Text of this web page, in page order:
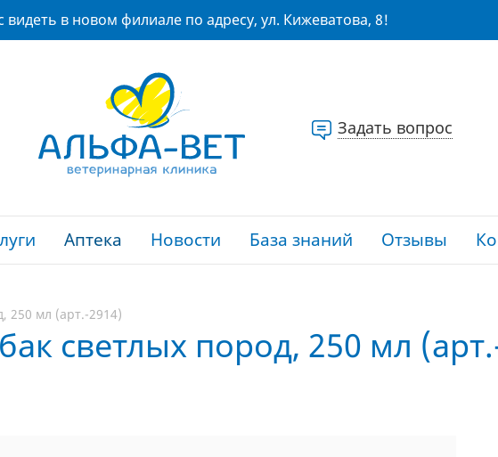
видеть в новом филиале по адресу, ул. Кижеватова, 8!
Задать вопрос
Аптека Новости База знаний Отзывы
250 мл (арт.-2914)
светлых пород, 250 мл